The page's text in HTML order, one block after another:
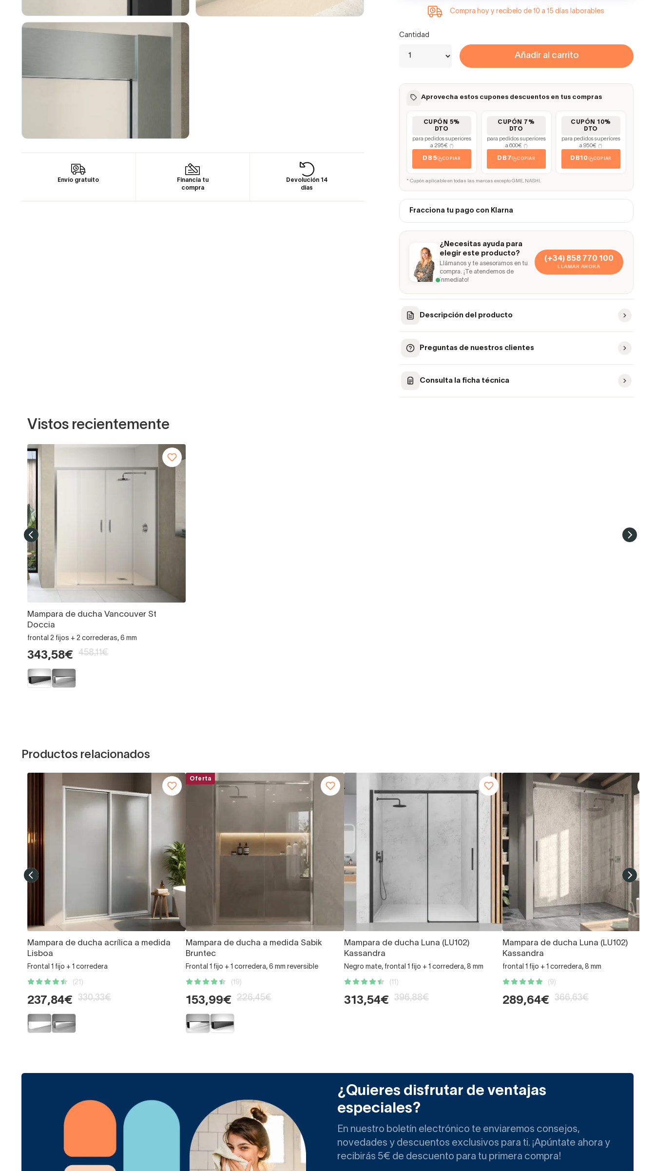
Envío gratuito
Financia tu
compra
Devolución 14
días
Compra hoy y recíbelo de 10 a 15 días laborables
Cantidad
Añadir al carrito
Aprovecha estos cupones descuentos en tus compras
CUPÓN 5%
DTO
para pedidos superiores
a 295€
(*)
DB5 COPIAR
CUPÓN 7%
DTO
para pedidos superiores
a 600€
(*)
DB7 COPIAR
CUPÓN 10%
DTO
para pedidos superiores
a 950€
(*)
DB10 COPIAR
* Cupón aplicable en todas las marcas excepto GME, NASHI.
Fracciona tu pago con Klarna
¿Necesitas ayuda para
elegir este producto?
Llámanos y te asesoramos en tu
compra. ¡Te atendemos de
inmediato!
(+34) 858 770 100
LLAMAR AHORA
Descripción del producto
Preguntas de nuestros clientes
Consulta la ficha técnica
Vistos recientemente
Mampara de ducha Vancouver St
Doccia
frontal 2 fijos + 2 correderas, 6 mm
343,58€ 458,11€
Productos relacionados
Mampara de ducha acrílica a medida
Lisboa
Frontal 1 fijo + 1 corredera
(21)
237,84€ 330,33€
Oferta
Mampara de ducha a medida Sabik
Bruntec
Frontal 1 fijo + 1 corredera, 6 mm reversible
(19)
153,99€ 226,45€
Mampara de ducha Luna (LU102)
Kassandra
Negro mate, frontal 1 fijo + 1 corredera, 8 mm
(11)
313,54€ 396,88€
Mampara de ducha Luna (LU102)
Kassandra
frontal 1 fijo + 1 corredera, 8 mm
(9)
289,64€ 366,63€
¿Quieres disfrutar de ventajas
especiales?
En nuestro boletín electrónico te enviaremos consejos,
novedades y descuentos exclusivos para ti. ¡Apúntate ahora y
recibirás 5€ de descuento para tu primera compra!